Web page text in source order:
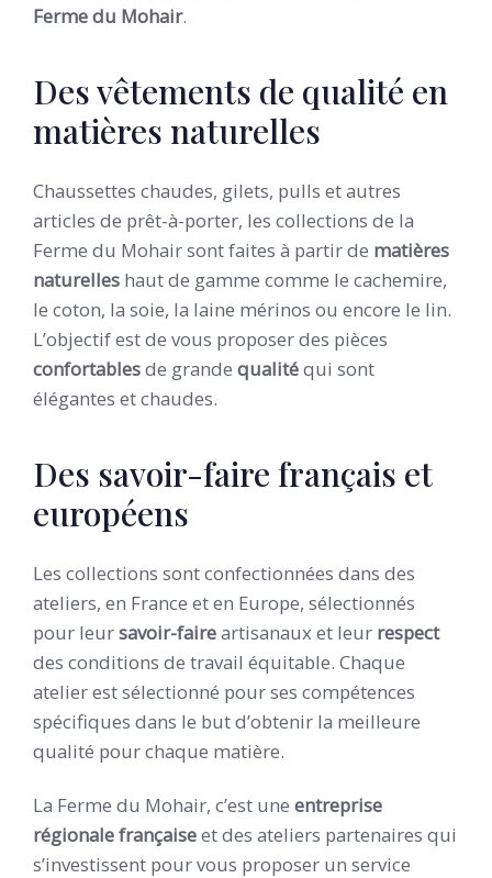
Ferme du Mohair.
Des vêtements de qualité en
matières naturelles
Chaussettes chaudes, gilets, pulls et autres
articles de prêt-à-porter, les collections de la
Ferme du Mohair sont faites à partir de matières
naturelles haut de gamme comme le cachemire,
le coton, la soie, la laine mérinos ou encore le lin.
L’objectif est de vous proposer des pièces
confortablesde grande qualitéqui sont
élégantes et chaudes.
Des savoir-faire français et
européens
Les collections sont confectionnées dans des
ateliers, en France et en Europe, sélectionnés
pour leursavoir-faireartisanaux et leur respect
des conditions de travail équitable. Chaque
atelier est sélectionné pour ses compétences
spécifiques dans le but d’obtenir la meilleure
qualité pour chaque matière.
La Ferme du Mohair, c’est une entreprise
régionale françaiseet des ateliers partenaires qui
s’investissent pour vous proposer un service